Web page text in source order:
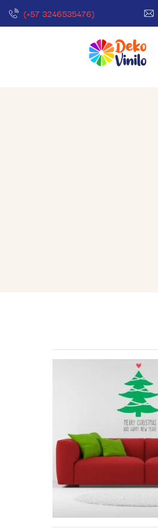
(+57 3246535476)